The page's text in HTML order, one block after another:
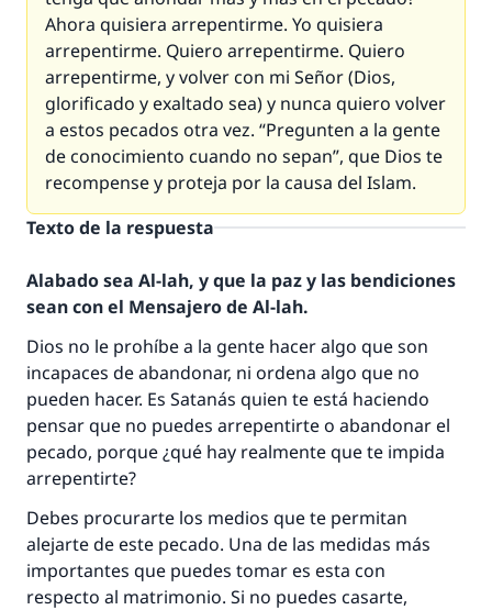
Ahora quisiera arrepentirme. Yo quisiera
arrepentirme. Quiero arrepentirme. Quiero
arrepentirme, y volver con mi Señor (Dios,
glorificado y exaltado sea) y nunca quiero volver
a estos pecados otra vez. “Pregunten a la gente
de conocimiento cuando no sepan”, que Dios te
recompense y proteja por la causa del Islam.
Texto de la respuesta
Alabado sea Al-lah, y que la paz y las bendiciones
sean con el Mensajero de Al-lah.
Dios no le prohíbe a la gente hacer algo que son
incapaces de abandonar, ni ordena algo que no
pueden hacer. Es Satanás quien te está haciendo
pensar que no puedes arrepentirte o abandonar el
pecado, porque ¿qué hay realmente que te impida
arrepentirte?
Debes procurarte los medios que te permitan
alejarte de este pecado. Una de las medidas más
importantes que puedes tomar es esta con
respecto al matrimonio. Si no puedes casarte,
La respuesta no. 110845 salvó un
matrimonio.
Desde la Q hasta la A, su contribución ayuda a
IslamQA.
Profeta ﷺ dijo:
"Una persona que orienta a otros a hacer el
bien obtendrá la misma recompensa que
(MUSLIM, 1893)